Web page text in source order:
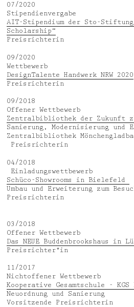
07/2020
Stipendienvergabe
AIT-Stipendium der Sto-
Scholarship“
Preisrichterin
09/2020
Wettbewerb
DesignTalente Handwerk NRW 2020
Preisrichterin
09/2018
Offener Wettbewerb
Zentralbibliothek der Zukunft
Sanierung, Modernisierung und
Zentralbibliothek
Preisrichterin
04/2018
Einladungswettbewerb
Schüco-Showrooms in Bielefeld
Umbau und Erweiterung zum
Preisrichterin
03/2018
Offener Wettbewerb
Das NEUE Buddenbrookshaus in
Preisrichter*in
11/2017
Nichtoffener Wettbewerb
Kooperative Gesamtschule - KGS
Neuordnung und Sanierung
Vorsitzende Preisrichterin